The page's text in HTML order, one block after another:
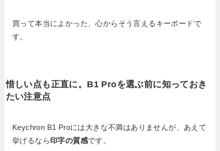
買って本当によかった、心からそう言えるキーボードで
す。
惜しい点も正直に。B1 Proを選ぶ前に知っておき
たい注意点
Keychron B1 Proには大きな不満はありませんが、あえて
挙げるなら印字の質感です。